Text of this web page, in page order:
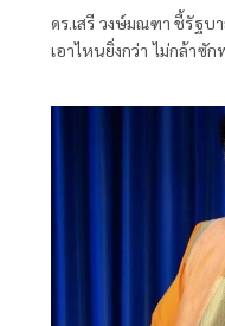
ดร.เสรี วงษ์มณฑา ชี้รัฐบ
เอาไหนยิ่งกว่า ไม่กล้าซั